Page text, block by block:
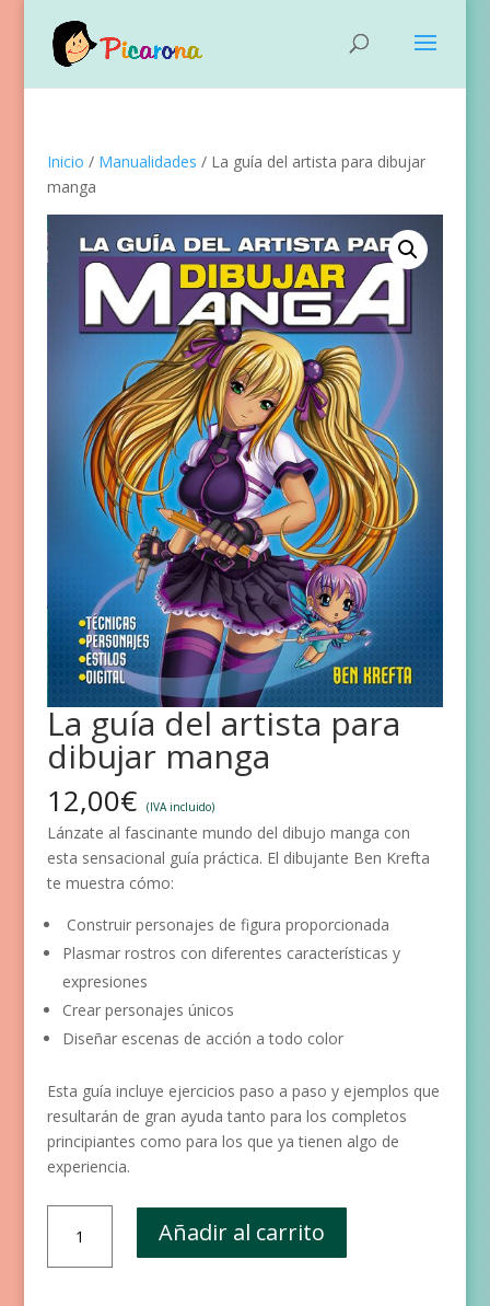
Inicio / Manualidades / La guía del artista para dibujar
manga
La guía del artista para
dibujar manga
12,00€ (IVA incluido)
Lánzate al fascinante mundo del dibujo manga con
esta sensacional guía práctica. El dibujante Ben Krefta
te muestra cómo:
Construir personajes de figura proporcionada
Plasmar rostros con diferentes características y
expresiones
Crear personajes únicos
Diseñar escenas de acción a todo color
Esta guía incluye ejercicios paso a paso y ejemplos que
resultarán de gran ayuda tanto para los completos
principiantes como para los que ya tienen algo de
experiencia.
del
Añadir al carrito